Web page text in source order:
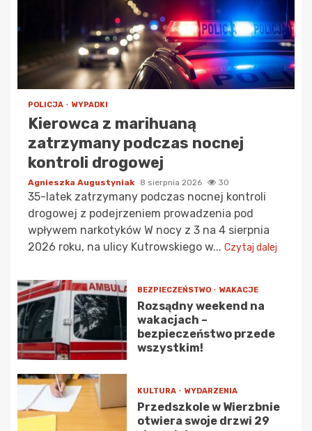
POLICJA WYPADKI
Kierowca z marihuaną
zatrzymany podczas nocnej
kontroli drogowej
Agnieszka Augustyniak 8 sierpnia 2026 30
35-latek zatrzymany podczas nocnej kontroli
drogowej z podejrzeniem prowadzenia pod
wpływem narkotyków W nocy z 3 na 4 sierpnia
2026 roku, na ulicy Kutrowskiego w... Czytaj dalej
BEZPIECZEŃSTWO WAKACJE
Rozsądny weekend na
wakacjach –
bezpieczeństwo przede
wszystkim!
KULTURA WYDARZENIA
Przedszkole w Wierzbnie
otwiera swoje drzwi 29